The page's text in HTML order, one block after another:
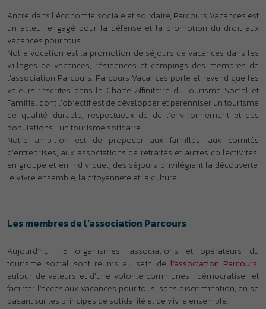
Ancré dans l’économie sociale et solidaire, Parcours Vacances est
un acteur engagé pour la défense et la promotion du droit aux
vacances pour tous.
Notre vocation est la promotion de séjours de vacances dans les
villages de vacances, résidences et campings des membres de
l’association Parcours. Parcours Vacances porte et revendique les
valeurs inscrites dans la Charte Affinitaire du Tourisme Social et
Familial dont l’objectif est de développer et pérenniser un tourisme
de qualité, durable, respectueux de de l’environnement et des
populations… un tourisme solidaire.
Notre ambition est de proposer aux familles, aux comités
d’entreprises, aux associations de retraités et autres collectivités,
en groupe et en individuel, des séjours privilégiant la découverte,
le vivre ensemble, la citoyenneté et la culture.
Les membres de l’association Parcours
Aujourd’hui, 15 organismes, associations et opérateurs du
tourisme social sont réunis au sein de l’association Parcours,
autour de valeurs et d’une volonté communes : démocratiser et
faciliter l’accès aux vacances pour tous, sans discrimination, en se
basant sur les principes de solidarité et de vivre ensemble.